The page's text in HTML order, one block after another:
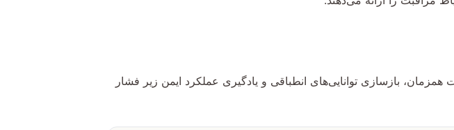
بازسازی توانایی‌های انطباقی و یادگیری عملکرد ایمن زیر فشار